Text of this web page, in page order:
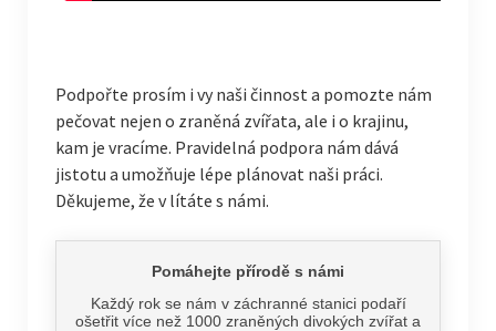
Podpořte prosím i vy naši činnost a pomozte nám
pečovat nejen o zraněná zvířata, ale i o krajinu,
kam je vracíme. Pravidelná podpora nám dává
jistotu a umožňuje lépe plánovat naši práci.
Děkujeme, že v lítáte s námi.